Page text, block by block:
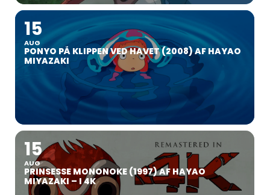
15
AUG
PONYO PÅ KLIPPEN VED HAVET (2008) AF HAYAO
MIYAZAKI
15
AUG
PRINSESSE MONONOKE (1997) AF HAYAO
MIYAZAKI – I 4K